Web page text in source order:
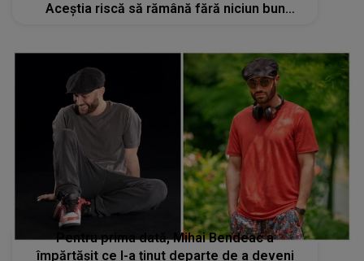
Aceștia riscă să rămână fără niciun bun
Pentru prima dată, Mihai Bendeac a
împărtășit ce l-a ținut departe de a deveni